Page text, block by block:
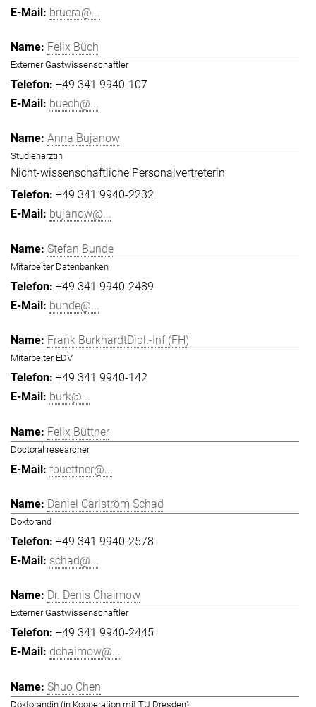
bruera@...
Felix Büch
Externer Gastwissenschaftler
+49 341 9940-107
buech@...
Anna Bujanow
Studienärztin
Nicht-wissenschaftliche Personalvertreterin
+49 341 9940-2232
bujanow@...
Stefan Bunde
Mitarbeiter Datenbanken
+49 341 9940-2489
bunde@...
Frank BurkhardtDipl.-Inf (FH)
Mitarbeiter EDV
+49 341 9940-142
burk@...
Felix Büttner
Doctoral researcher
fbuettner@...
Daniel Carlström Schad
Doktorand
+49 341 9940-2578
schad@...
Dr. Denis Chaimow
Externer Gastwissenschaftler
+49 341 9940-2445
dchaimow@...
Shuo Chen
Doktorandin (in Kooperation mit TU Dresden)